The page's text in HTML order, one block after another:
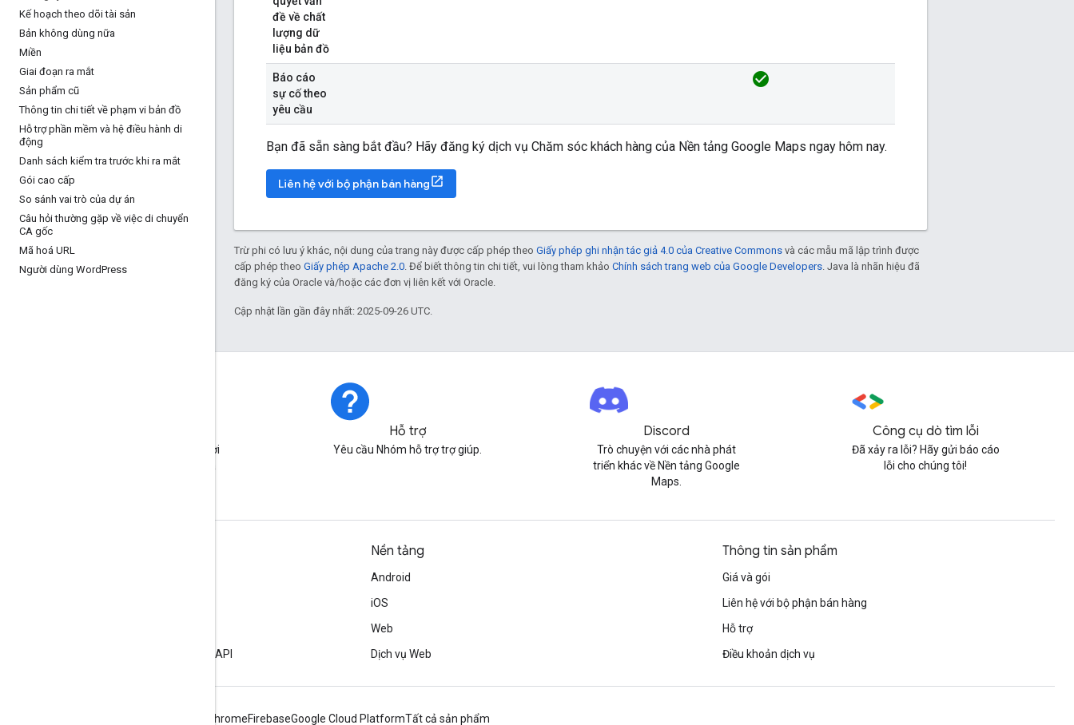
Kế hoạch theo dõi tài sản
Bản không dùng nữa
Miền
Giai đoạn ra mắt
Sản phẩm cũ
Thông tin chi tiết về phạm vi bản đồ
Hỗ trợ phần mềm và hệ điều hành di
động
Danh sách kiểm tra trước khi ra mắt
Gói cao cấp
So sánh vai trò của dự án
Câu hỏi thường gặp về việc di chuyển
CA gốc
Mã hoá URL
Người dùng WordPress
đề về chất
lượng dữ
liệu bản đồ
Báo cáo
sự cố theo
yêu cầu
check_circle
Bạn đã sẵn sàng bắt đầu? Hãy đăng ký dịch vụ Chăm sóc khách hàng của Nền tảng Google Maps ngay hôm nay.
Liên hệ với bộ phận bán hàng
Trừ phi có lưu ý khác, nội dung của trang này được cấp phép theo Giấy phép ghi nhận tác giả 4.0 của Creative Commons và các mẫu mã lập trình được
cấp phép theo Giấy phép Apache 2.0 . Để biết thông tin chi tiết, vui lòng tham khảo Chính sách trang web của Google Developers . Java là nhãn hiệu đã
đăng ký của Oracle và/hoặc các đơn vị liên kết với Oracle.
Cập nhật lần gần đây nhất: 2025-09-26 UTC.
Tìm hiểu về các sự cố và thời
Hỗ trợ
Yêu cầu Nhóm hỗ trợ trợ giúp.
Discord
Trò chuyện với các nhà phát
triển khác về Nền tảng Google
Maps.
Công cụ dò tìm lỗi
Đã xảy ra lỗi? Hãy gửi báo cáo
lỗi cho chúng tôi!
Các phương pháp hay nhất về bảo mật API
Nền tảng
Android
iOS
Web
Dịch vụ Web
Thông tin sản phẩm
Giá và gói
Liên hệ với bộ phận bán hàng
Hỗ trợ
Điều khoản dịch vụ
ChromeFirebaseGoogle Cloud PlatformTất cả sản phẩm